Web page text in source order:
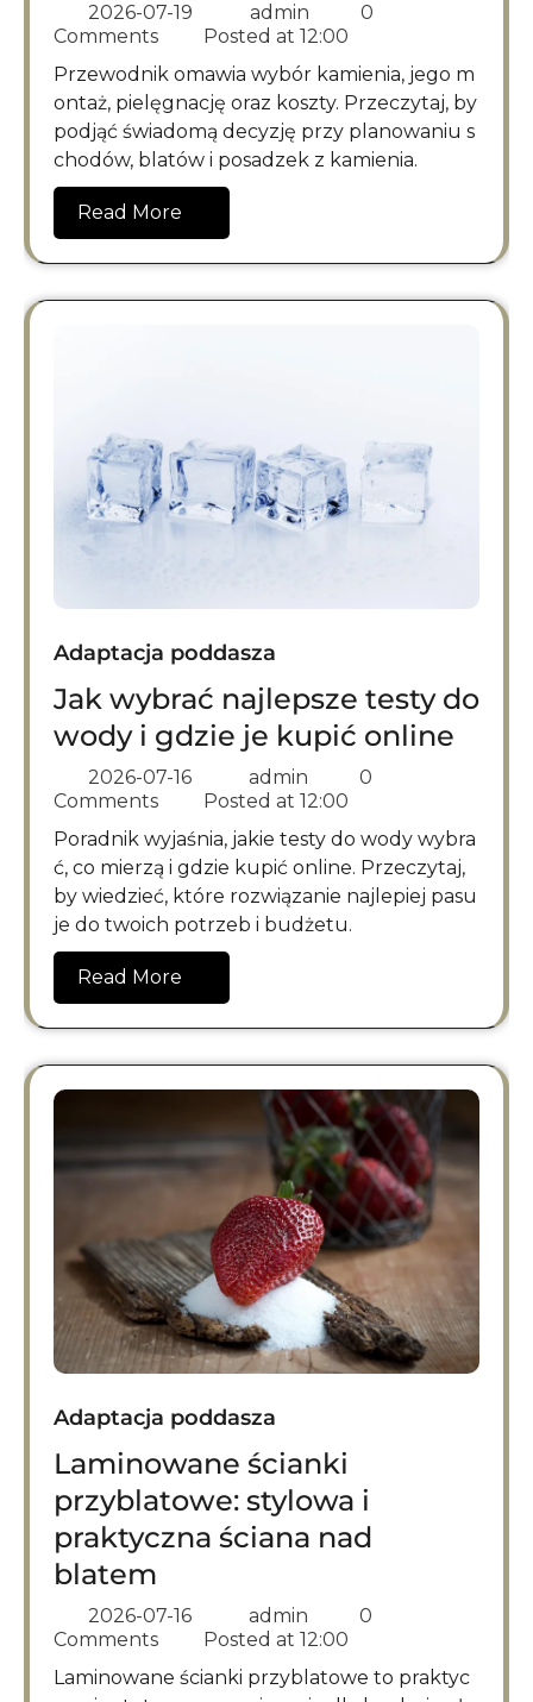
2026-07-19 admin
0
Comments
Posted at 12:00
Przewodnik omawia wybór kamienia, jego m
ontaż, pielęgnację oraz koszty. Przeczytaj, by
podjąć świadomą decyzję przy planowaniu s
chodów, blatów i posadzek z kamienia.
Read More
Adaptacja poddasza
Jak wybrać najlepsze testy do
wody i gdzie je kupić online
2026-07-16 admin
0
Comments
Posted at 12:00
Poradnik wyjaśnia, jakie testy do wody wybra
ć, co mierzą i gdzie kupić online. Przeczytaj,
by wiedzieć, które rozwiązanie najlepiej pasu
je do twoich potrzeb i budżetu.
Read More
Adaptacja poddasza
Laminowane ścianki
przyblatowe: stylowa i
praktyczna ściana nad
blatem
2026-07-16 admin
0
Comments
Posted at 12:00
Laminowane ścianki przyblatowe to praktyc